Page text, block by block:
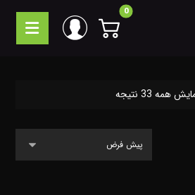
همه 33 نتیجه